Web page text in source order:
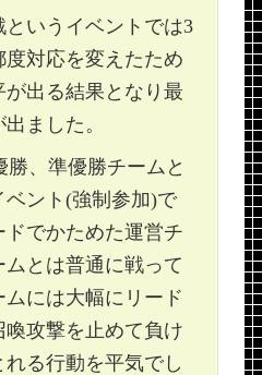
というイベントでは3
対応を変えたため
出る結果となり最
ました。
、準優勝チームと
ント(強制参加)で
でかためた運営チ
とは普通に戦って
には大幅にリード
喚攻撃を止めて負け
る行動を平気でし